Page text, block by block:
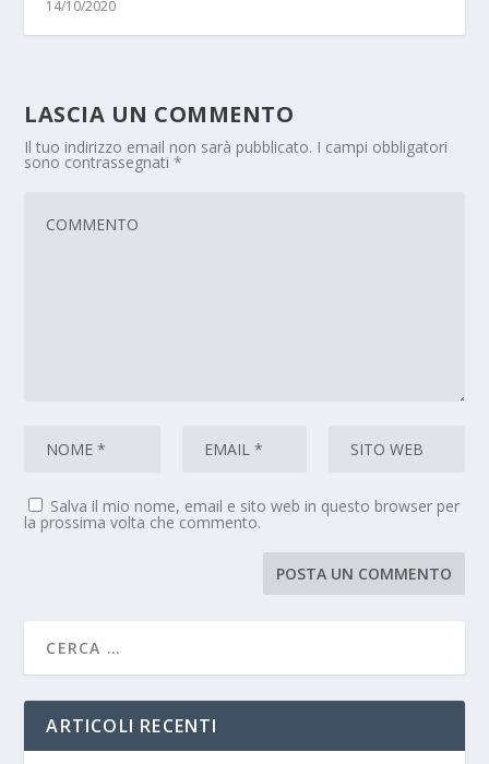
14/10/2020
LASCIA UN COMMENTO
Il tuo indirizzo email non sarà pubblicato. I campi obbligatori
sono contrassegnati*
Salva il mio nome, email e sito web in questo browser per
la prossima volta che commento.
ARTICOLI RECENTI